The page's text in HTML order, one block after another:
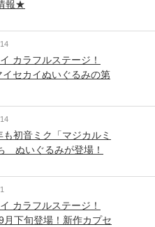
報★
カラフルステージ！
セカイぬいぐるみの第
初音ミク「マジカルミ
ぬいぐるみが登場！
カラフルステージ！
下旬登場！新作カプセ